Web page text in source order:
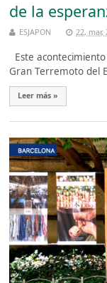
de la
ESJAPON 22, mar,
Este
Gran Terremoto del
Leer más »